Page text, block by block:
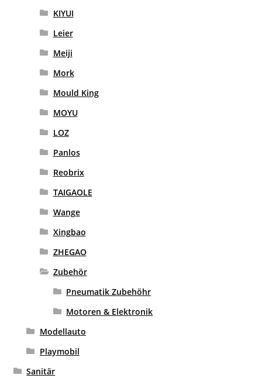
KIYUI
Leier
Meiji
Mork
Mould King
MOYU
LOZ
Panlos
Reobrix
TAIGAOLE
Wange
Xingbao
ZHEGAO
Zubehör
Pneumatik Zubehöhr
Motoren & Elektronik
Modellauto
Playmobil
Sanitär